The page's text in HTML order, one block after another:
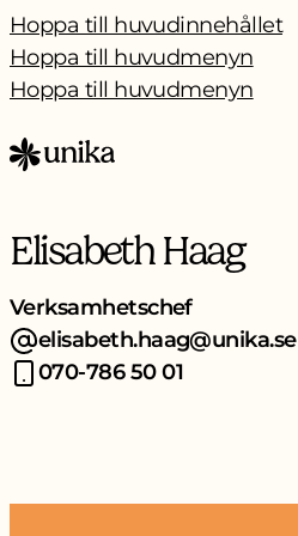
Hoppa till huvudinnehållet
Hoppa till huvudmenyn
Hoppa till huvudmenyn
Elisabeth Haag
Verksamhetschef
elisabeth.haag@unika.se
070-786 50 01